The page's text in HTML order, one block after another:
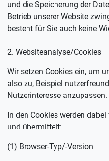
und die Speicherung der
Betrieb unserer Website
besteht für Sie auch keine
2. Websiteanalyse/Cookies
Wir setzen Cookies ein, um
also zu, Beispiel
Nutzerinteresse anzupassen.
In den Cookies werden
und übermittelt:
(1) Browser-Typ/-Version